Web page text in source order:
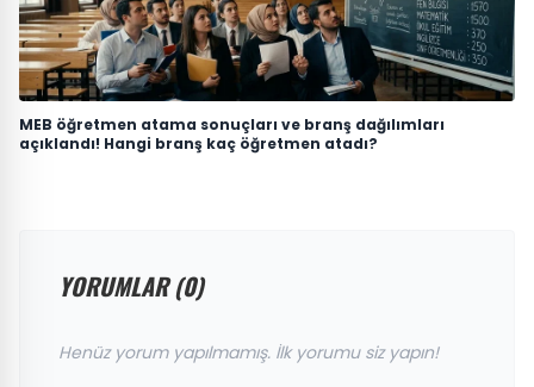
MEB öğretmen atama sonuçları ve branş dağılımları
açıklandı! Hangi branş kaç öğretmen atadı?
YORUMLAR (0)
Henüz yorum yapılmamış. İlk yorumu siz yapın!